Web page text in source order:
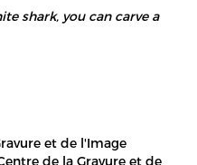
shark, you can carve a
et de l'Image
de la Gravure et de